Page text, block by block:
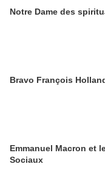
Notre Dame des
Bravo François
Emmanuel Macron et
Sociaux